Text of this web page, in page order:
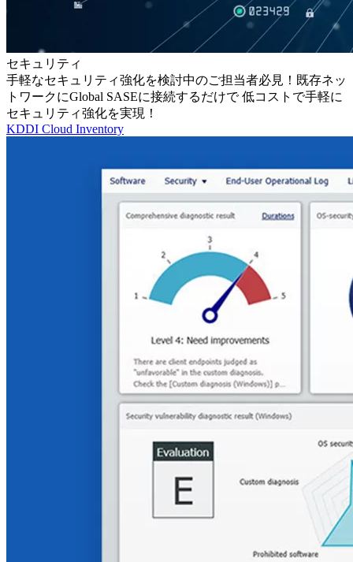
セキュリティ
手軽なセキュリティ強化を検討中のご担当者必見！既存ネッ
トワークにGlobal SASEに接続するだけで 低コストで手軽に
セキュリティ強化を実現！
KDDI Cloud Inventory